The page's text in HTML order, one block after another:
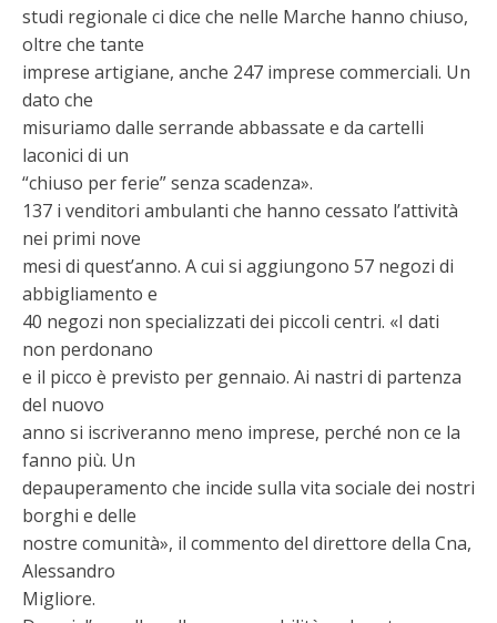
studi regionale ci dice che nelle Marche hanno chiuso,
oltre che tante
imprese artigiane, anche 247 imprese commerciali. Un
dato che
misuriamo dalle serrande abbassate e da cartelli
laconici di un
“chiuso per ferie” senza scadenza».
137 i venditori ambulanti che hanno cessato l’attività
nei primi nove
mesi di quest’anno. A cui si aggiungono 57 negozi di
abbigliamento e
40 negozi non specializzati dei piccoli centri. «I dati
non perdonano
e il picco è previsto per gennaio. Ai nastri di partenza
del nuovo
anno si iscriveranno meno imprese, perché non ce la
fanno più. Un
depauperamento che incide sulla vita sociale dei nostri
borghi e delle
nostre comunità», il commento del direttore della Cna,
Alessandro
Migliore.